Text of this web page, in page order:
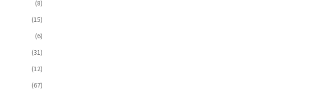
(8)
(15)
(6)
(31)
(12)
(67)